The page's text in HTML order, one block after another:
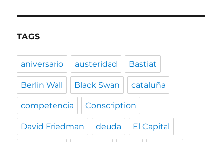
TAGS
aniversario austeridad Bastiat
Berlin Wall Black Swan cataluña
competencia Conscription
David Friedman deuda El Capital